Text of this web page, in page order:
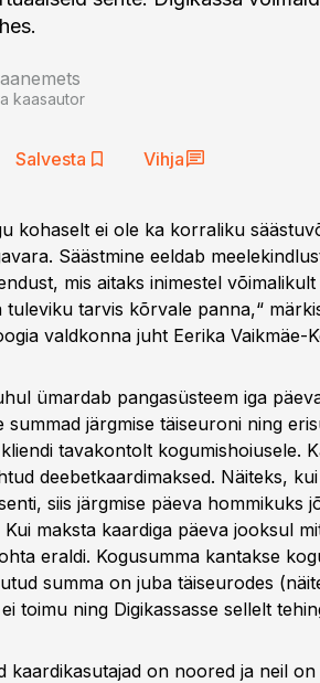
kaasautor
Salvesta Vihja
kohaselt ei ole ka korraliku
Säästmine eeldab
mis aitaks inimestel
tarvis kõrvale panna,“
valdkonna juht Eerika Vaikmäe-
ümardab pangasüsteem iga
summad järgmise täiseuroni ning
tavakontolt kogumishoiusele.
deebetkaardimaksed. Näiteks,
siis järgmise päeva hommikuks
maksta kaardiga päeva jooksul
eraldi. Kogusumma kantakse
summa on juba täiseurodes
toimu ning Digikassasse sellelt
kaardikasutajad on noored ja neil